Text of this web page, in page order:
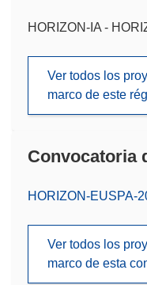
HORIZON-IA -
Ver todos los
marco de este
Convocatoria
(se
nueva
HORIZON-EUSPA-
Ver todos los
marco de esta